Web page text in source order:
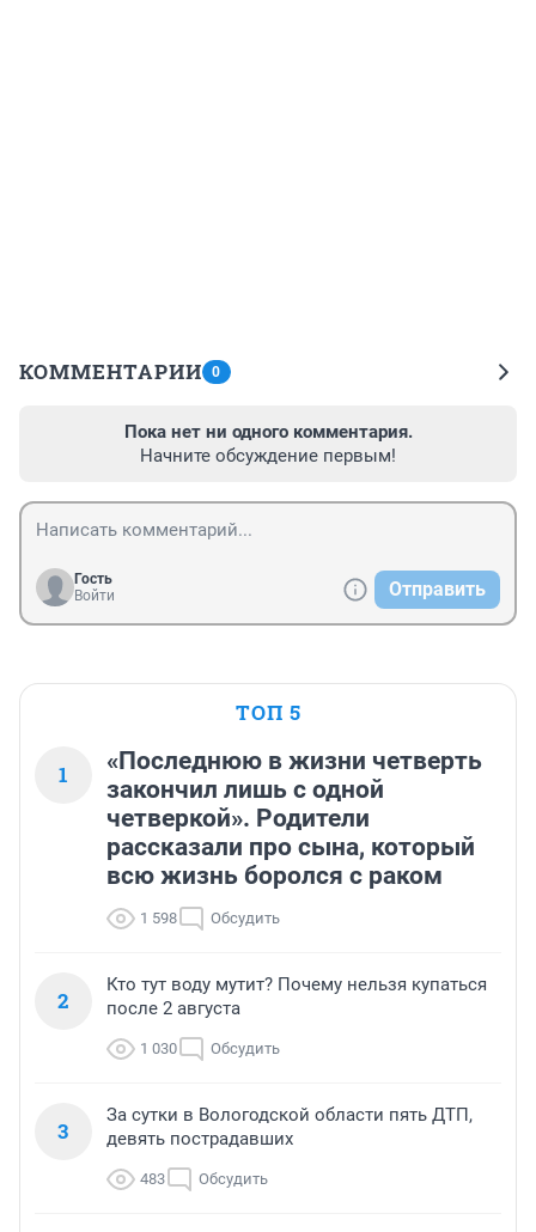
КОММЕНТАРИИ 0
Пока нет ни одного комментария.
Начните обсуждение первым!
Гость
Войти
Отправить
ТОП 5
1
«Последнюю в жизни четверть
закончил лишь с одной
четверкой». Родители
рассказали про сына, который
всю жизнь боролся с раком
1 598 Обсудить
2
Кто тут воду мутит? Почему нельзя купаться
после 2 августа
1 030 Обсудить
3
За сутки в Вологодской области пять ДТП,
девять пострадавших
483 Обсудить